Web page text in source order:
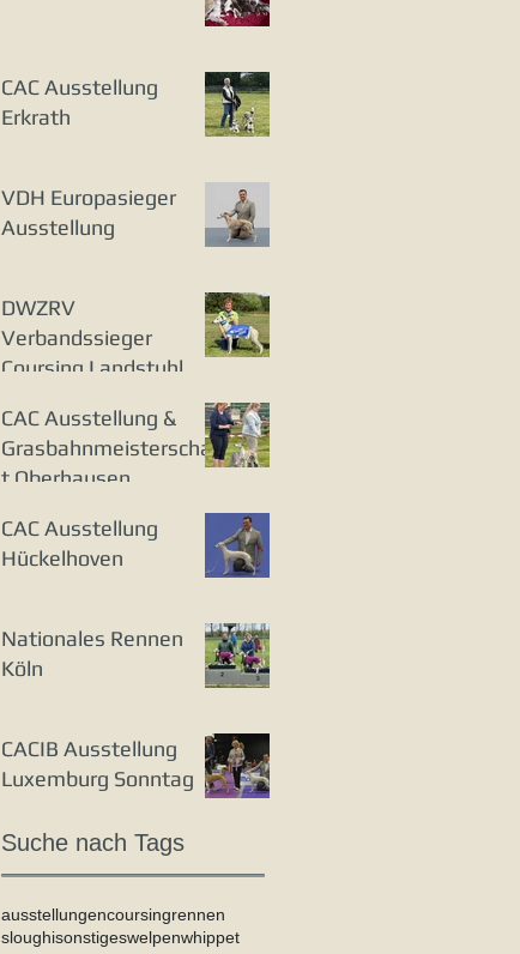
CAC Ausstellung
Erkrath
VDH Europasieger
Ausstellung
DWZRV
Verbandssieger
Coursing Landstuhl
CAC Ausstellung &
Grasbahnmeisterschaf
t Oberhausen
CAC Ausstellung
Hückelhoven
Nationales Rennen
Köln
CACIB Ausstellung
Luxemburg Sonntag
Suche nach Tags
ausstellungencoursingrennen
sloughisonstigeswelpenwhippet